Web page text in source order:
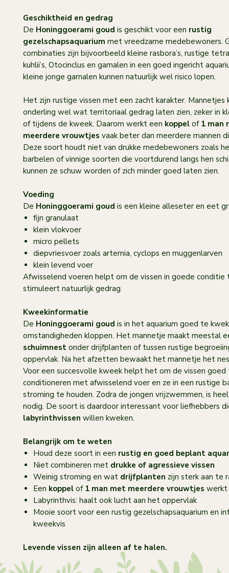
Geschiktheid en gedrag
De Honinggoerami goud is geschikt voor een rustig
gezelschapsaquarium met vreedzame medebewoners.
combinaties zijn bijvoorbeeld kleine rasbora’s, rustige
kuhlii’s, Otocinclus en garnalen in een goed ingericht
kleine jonge garnalen kunnen natuurlijk wel risico lopen.
Het zijn rustige vissen met een zacht karakter. Mannetjes
onderling wel wat territoriaal gedrag laten zien, zeker in
of tijdens de kweek. Daarom werkt een koppel of 1 man
meerdere vrouwtjes vaak beter dan meerdere mannen
Deze soort houdt niet van drukke medebewoners zoals
barbelen of vinnige soorten die voortdurend langs hen
kunnen ze schuw worden of zich minder goed laten zien.
Voeding
De Honinggoerami goud is een kleine alleseter en eet
fijn granulaat
klein vlokvoer
micro pellets
diepvriesvoer zoals artemia, cyclops en muggenlarven
klein levend voer
Afwisselend voeren helpt om de vissen in goede conditie
stimuleert natuurlijk gedrag.
Kweekinformatie
De Honinggoerami goud is in het aquarium goed te
omstandigheden kloppen. Het mannetje maakt meestal
schuimnest onder drijfplanten of tussen rustige
oppervlak. Na het afzetten bewaakt het mannetje het
Voor een succesvolle kweek helpt het om de vissen goed
conditioneren met afwisselend voer en ze in een rustige
stroming te houden. Zodra de jongen vrijzwemmen, is
nodig. De soort is daardoor interessant voor liefhebbers
labyrinthvissen willen kweken.
Belangrijk om te weten
Houd deze soort in een rustig en goed beplant
Niet combineren met drukke of agressieve vissen
Weinig stroming en wat drijfplanten zijn sterk aan te
Een koppel of 1 man met meerdere vrouwtjes werkt
Labyrinthvis: haalt ook lucht aan het oppervlak
Mooie soort voor een rustig gezelschapsaquarium en
kweekvis
Levende vissen zijn alleen af te halen.